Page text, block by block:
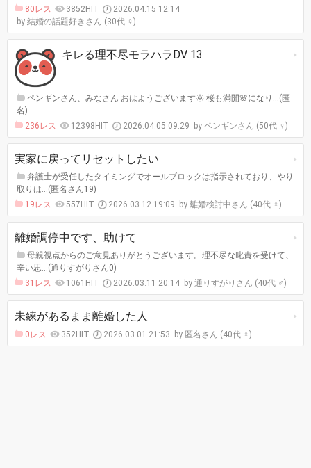
80レス
3852HIT
2026.04.15 12:14
結婚の話題好きさん (30代 ♀)
キレる理不尽モラハラDV 13
ペンギンさん、みなさん おはようございます🌞 桜も満開🌸になり…(匿
名)
236レス
12398HIT 2026.04.05 09:29 ペンギンさん (50代 ♀)
実家に戻ってリセットしたい
弁護士が受任したタイミングでオールブロックは指示されており、やり
取りは…(匿名さん19)
19レス
557HIT 2026.03.12 19:09 離婚検討中さん (40代 ♀)
離婚調停中です、助けて
母親視点からのご意見ありがとうございます。理不尽な叱責を受けて、
辛い思…(通りすがりさん0)
31レス
1061HIT 2026.03.11 20:14 通りすがりさん (40代 ♂)
未練があるまま離婚した人
0レス 352HIT 2026.03.01 21:53 匿名さん (40代 ♀)